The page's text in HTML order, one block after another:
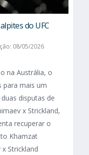
do UFC
08/05/2026
na Austrália, o
para mais um
disputas de
x Strickland,
recuperar o
Khamzat
Strickland